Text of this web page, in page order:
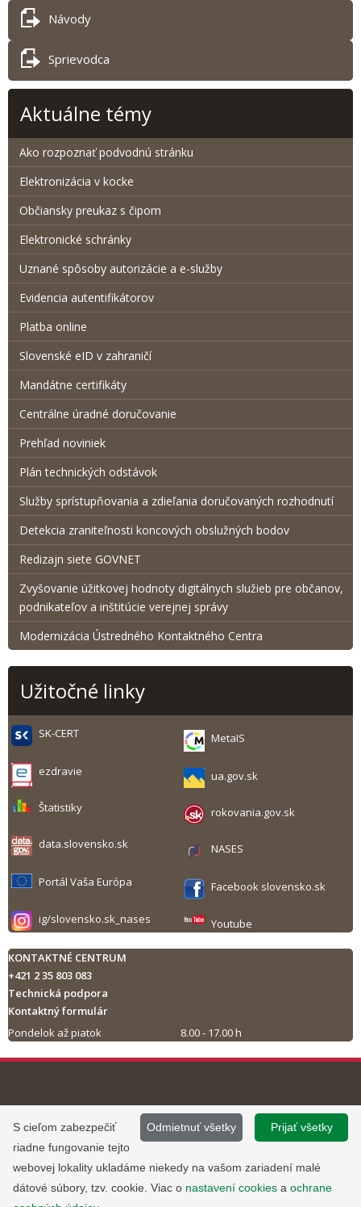
Návody
Sprievodca
Aktuálne témy
Ako rozpoznať podvodnú stránku
Elektronizácia v kocke
Občiansky preukaz s čipom
Elektronické schránky
Uznané spôsoby autorizácie a e-služby
Evidencia autentifikátorov
Platba online
Slovenské eID v zahraničí
Mandátne certifikáty
Centrálne úradné doručovanie
Prehľad noviniek
Plán technických odstávok
Služby sprístupňovania a zdieľania doručovaných rozhodnutí
Detekcia zraniteľnosti koncových obslužných bodov
Redizajn siete GOVNET
Zvyšovanie úžitkovej hodnoty digitálnych služieb pre občanov,
podnikateľov a inštitúcie verejnej správy
Modernizácia Ústredného Kontaktného Centra
Užitočné linky
SK-CERT MetaIS
ezdravie ua.gov.sk
Štatistiky rokovania.gov.sk
data.slovensko.sk NASES
Portál Vaša Európa Facebook slovensko.sk
ig/slovensko.sk_nases Youtube
KONTAKTNÉ CENTRUM
+421 2 35 803 083
Technická podpora
Kontaktný formulár
Pondelok až piatok
8.00 - 17.00 h
Tlač obsahu
©2013 - 2026, Slovensko.sk
Informácie zverejnené na portáli
majú informatívny charakter.
Prevádzku stránky
www.slovensko.sk a správu jej
obsahu zabezpečuje
Prijať všetky
Odmietnuť všetky
S cieľom zabezpečiť
riadne fungovanie tejto
webovej lokality ukladáme niekedy na vašom zariadení malé
dátové súbory, tzv. cookie. Viac o nastavení cookies a ochrane